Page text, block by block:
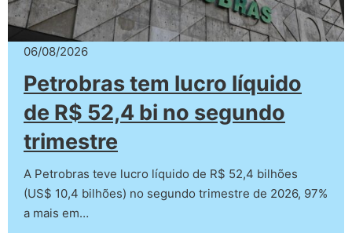
06/08/2026
Petrobras tem lucro líquido
de R$ 52,4 bi no segundo
trimestre
A Petrobras teve lucro líquido de R$ 52,4 bilhões
(US$ 10,4 bilhões) no segundo trimestre de 2026, 97%
a mais em…